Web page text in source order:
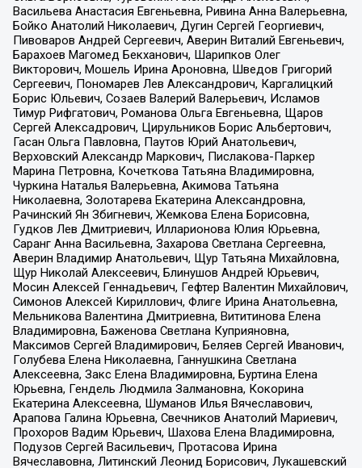
Васильева Анастасия Евгеньевна, Ривина Анна Валерьевна,
Бойко Анатолий Николаевич, Дугин Сергей Георгиевич,
Пивоваров Андрей Сергеевич, Аверин Виталий Евгеньевич,
Барахоев Магомед Бекханович, Шарипков Олег
Викторович, Мошель Ирина Ароновна, Шведов Григорий
Сергеевич, Пономарев Лев Александрович, Каргалицкий
Борис Юльевич, Созаев Валерий Валерьевич, Исламов
Тимур Рифгатович, Романова Ольга Евгеньевна, Щаров
Сергей Алексадрович, Цирульников Борис Альбертович,
Гасан Ольга Павловна, Паутов Юрий Анатольевич,
Верховский Александр Маркович, Пислакова-Паркер
Марина Петровна, Кочеткова Татьяна Владимировна,
Чуркина Наталья Валерьевна, Акимова Татьяна
Николаевна, Золотарева Екатерина Александровна,
Рачинский Ян Збигневич, Жемкова Елена Борисовна,
Гудков Лев Дмитриевич, Илларионова Юлия Юрьевна,
Саранг Анна Васильевна, Захарова Светлана Сергеевна,
Аверин Владимир Анатольевич, Щур Татьяна Михайловна,
Щур Николай Алексеевич, Блинушов Андрей Юрьевич,
Мосин Алексей Геннадьевич, Гефтер Валентин Михайлович,
Симонов Алексей Кириллович, Флиге Ирина Анатольевна,
Мельникова Валентина Дмитриевна, Вититинова Елена
Владимировна, Баженова Светлана Куприяновна,
Максимов Сергей Владимирович, Беляев Сергей Иванович,
Голубева Елена Николаевна, Ганнушкина Светлана
Алексеевна, Закс Елена Владимировна, Буртина Елена
Юрьевна, Гендель Людмила Залмановна, Кокорина
Екатерина Алексеевна, Шуманов Илья Вячеславович,
Арапова Галина Юрьевна, Свечников Анатолий Мариевич,
Прохоров Вадим Юрьевич, Шахова Елена Владимировна,
Подузов Сергей Васильевич, Протасова Ирина
Вячеславовна, Литинский Леонид Борисович, Лукашевский